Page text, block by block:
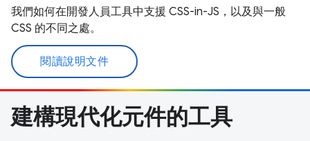
我們如何在開發人員工具中支援 CSS-in-JS，以及與一般
CSS 的不同之處。
閱讀說明文件
建構現代化元件的工具